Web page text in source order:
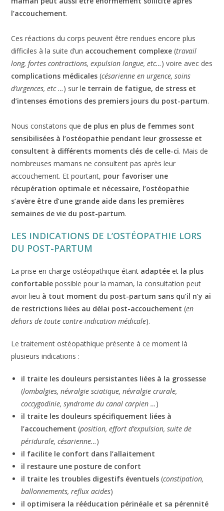
l’accouchement.
Ces réactions du corps peuvent être rendues encore plus
difficiles à la suite d’un accouchement complexe (travail
long, fortes contractions, expulsion longue, etc…) voire avec des
complications médicales (césarienne en urgence, soins
d’urgences, etc …) sur le terrain de fatigue, de stress et
d’intenses émotions des premiers jours du post-partum.
Nous constatons que de plus en plus de femmes sont
sensibilisées à l’ostéopathie pendant leur grossesse et
consultent à différents moments clés de celle-ci. Mais de
nombreuses mamans ne consultent pas après leur
accouchement. Et pourtant, pour favoriser une
récupération optimale et nécessaire, l’ostéopathie
s’avère être d’une grande aide dans les premières
semaines de vie du post-partum.
LES INDICATIONS DE L’OSTÉOPATHIE LORS
DU POST-PARTUM
La prise en charge ostéopathique étant adaptée et la plus
confortable possible pour la maman, la consultation peut
avoir lieu à tout moment du post-partum sans qu’il n’y ai
de restrictions liées au délai post-accouchement(en
dehors de toute contre-indication médicale).
Le traitement ostéopathique présente à ce moment là
plusieurs indications :
il traite les douleurs persistantes liées à la grossesse
(lombalgies, névralgie sciatique, névralgie crurale,
coccygodinie, syndrome du canal carpien …)
il traite les douleurs spécifiquement liées à
l’accouchement(position, effort d’expulsion, suite de
péridurale, césarienne…)
il facilite le confort dans l’allaitement
il restaure une posture de confort
il traite les troubles digestifs éventuels(constipation,
ballonnements, reflux acides)
il optimisera la rééducation périnéale et sa pérennité